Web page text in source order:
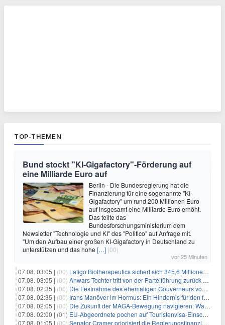
TOP-THEMEN
Bund stockt "KI-Gigafactory"-Förderung auf
eine Milliarde Euro auf
Berlin - Die Bundesregierung hat die
Finanzierung für eine sogenannte "KI-
Gigafactory" um rund 200 Millionen Euro
auf insgesamt eine Milliarde Euro erhöht.
Das teilte das
Bundesforschungsministerium dem
Newsletter "Technologie und KI" des "Politico" auf Anfrage mit.
"Um den Aufbau einer großen KI-Gigafactory in Deutschland zu
unterstützen und das hohe […] (00)
vor 25 Minuten
07.08. 03:05 | (00) Latigo Biotherapeutics sichert sich 345,6 Millionen Dollar in einer erhöhten IPO und ebnet den Weg für nicht-opioide Schmerztherapie
07.08. 03:05 | (00) Anwars Tochter tritt von der Parteiführung zurück und hebt politische Turbulenzen hervor
07.08. 02:35 | (00) Die Festnahme des ehemaligen Gouverneurs von Mexiko hebt die anhaltenden Herausforderungen in der Governance und im Geschäftsumfeld hervor
07.08. 02:35 | (00) Irans Manöver im Hormus: Ein Hindernis für den freien Handel und das Investorenvertrauen
07.08. 02:05 | (00) Die Zukunft der MAGA-Bewegung navigieren: Was steht für Investoren auf dem Spiel?
07.08. 02:00 | (01) EU-Abgeordnete pochen auf Touristenvisa-Einschränkungen für Russen
07.08. 01:05 | (00) Senator Cramer priorisiert die Regierungsfinanzierung angesichts des bevorstehenden Ferienbeginns